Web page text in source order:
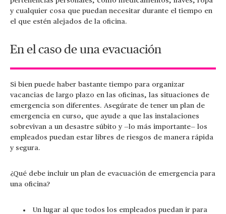
y cualquier cosa que puedan necesitar durante el tiempo en
el que estén alejados de la oficina.
En el caso de una evacuación
Si bien puede haber bastante tiempo para organizar
vacancias de largo plazo en las oficinas, las situaciones de
emergencia son diferentes. Asegúrate de tener un plan de
emergencia en curso, que ayude a que las instalaciones
sobrevivan a un desastre súbito y —lo más importante— los
empleados puedan estar libres de riesgos de manera rápida
y segura.
¿Qué debe incluir un plan de evacuación de emergencia para
una oficina?
Un lugar al que todos los empleados puedan ir para